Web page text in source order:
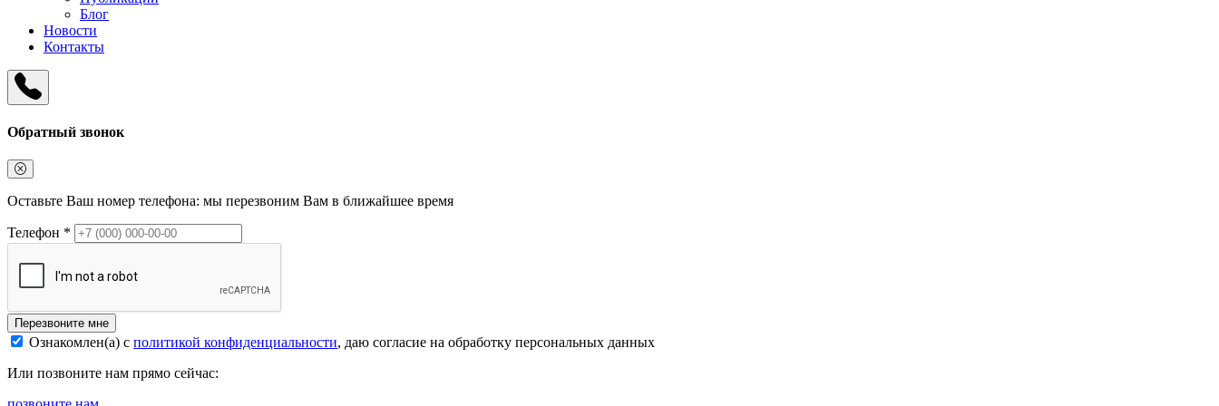
Блог
Новости
Контакты
Обратный звонок
Оставьте Ваш номер телефона: мы перезвоним Вам в ближайшее время
Телефон *
Перезвоните мне
Ознакомлен(а) с политикой конфиденциальности, даю согласие на обработку персональных данных
Или позвоните нам прямо сейчас: